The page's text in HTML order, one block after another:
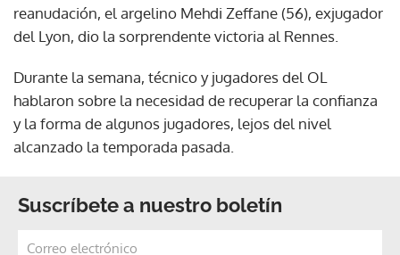
reanudación, el argelino Mehdi Zeffane (56), exjugador
del Lyon, dio la sorprendente victoria al Rennes.
Durante la semana, técnico y jugadores del OL
hablaron sobre la necesidad de recuperar la confianza
y la forma de algunos jugadores, lejos del nivel
alcanzado la temporada pasada.
Suscríbete a nuestro boletín